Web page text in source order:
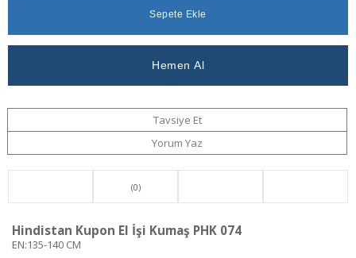
Ver
Tavsiye Et
Yorum Yaz
(0)
Hindistan Kupon El İşi Kumaş PHK 074
EN:135-140 CM